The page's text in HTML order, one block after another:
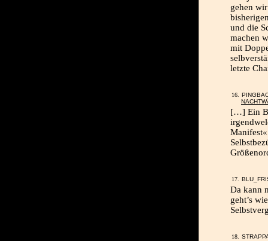
gehen
und die
machen
mit
letzte
[…] Ein
Da kann
geht’s